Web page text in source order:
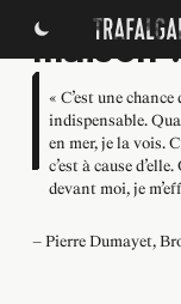
Tribune
maison
« C’est une
indispensable.
en mer, je la vois.
c’est à cause
devant moi, je
— Pierre Dumayet,